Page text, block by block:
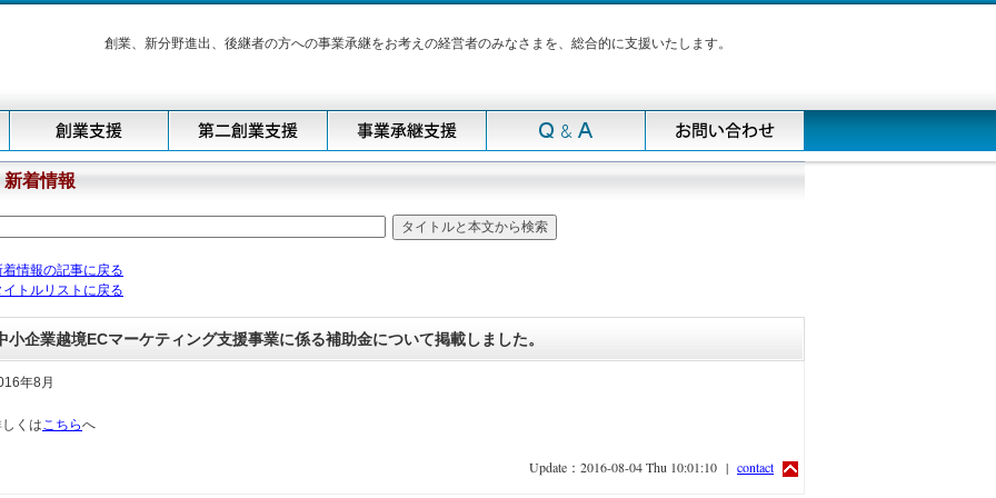
創業、新分野進出、後継者の方への事業承継をお考えの経営者のみなさまを、総合的に支援いたします。
新着情報
着情報の記事に戻る
イトルリストに戻る
小企業越境ECマーケティング支援事業に係る補助金について掲載しました。
年8月
くはこちらへ
Update：2016-08-04 Thu 10:01:10 | contact